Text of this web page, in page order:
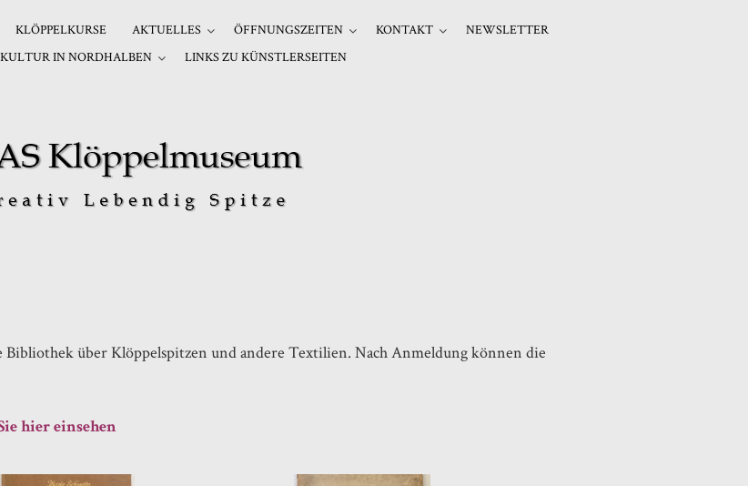
KLÖPPELKURSE AKTUELLES ÖFFNUNGSZEITEN KONTAKT
NEWSLETTER
IN NORDHALBEN
LINKS ZU KÜNSTLERSEITEN
Bibliothek über Klöppelspitzen und andere Textilien. Nach Anmeldung können die
hier einsehen